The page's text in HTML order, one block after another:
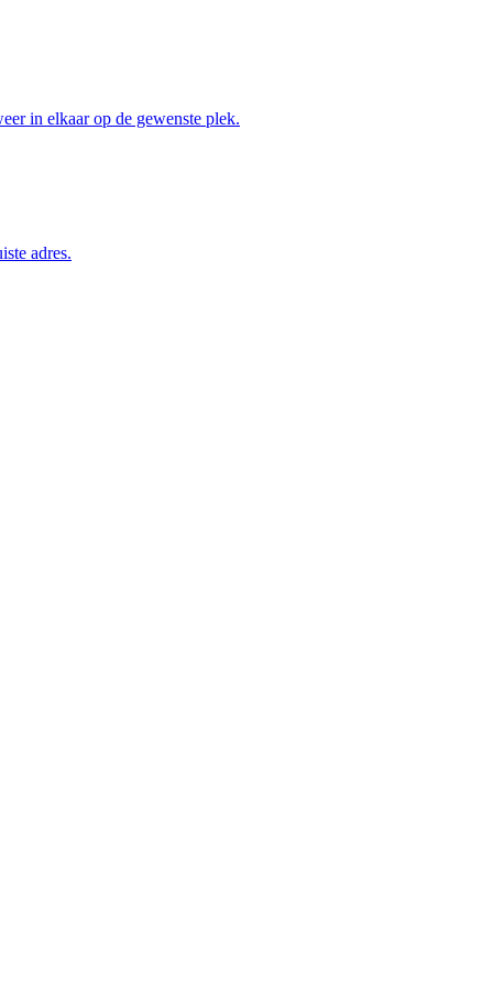
in elkaar op de gewenste plek.
adres.